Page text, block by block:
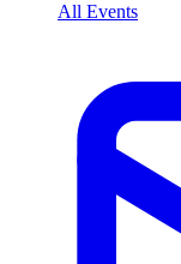
All Events